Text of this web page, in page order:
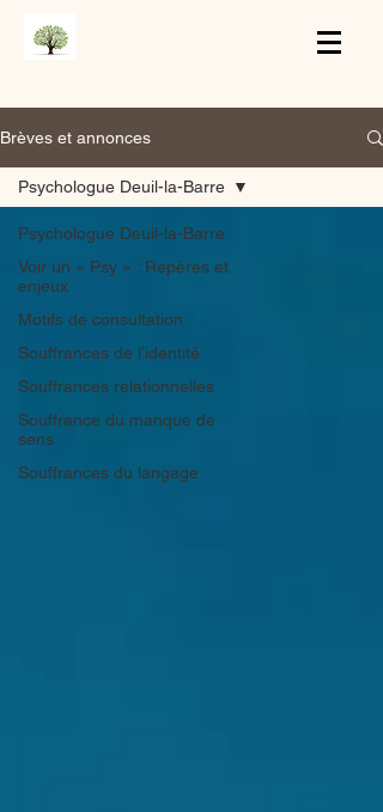
Brèves et annonces
Psychologue Deuil-la-Barre
Voir un « Psy » : Repères et
enjeux
Motifs de consultation
Souffrances de l’identité
Souffrances relationnelles
Souffrance du manque de
sens
Souffrances du langage
Psychologue Deuil-la-Barre